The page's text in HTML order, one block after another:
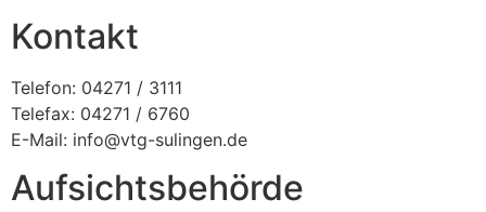
Kontakt
Telefon: 04271 / 3111
Telefax: 04271 / 6760
E-Mail: info@vtg-sulingen.de
Aufsichtsbehörde